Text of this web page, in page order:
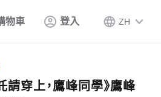
物車 登入 ZH
請穿上，鷹峰同學》鷹峰